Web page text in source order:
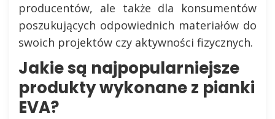
producentów, ale także dla konsumentów
poszukujących odpowiednich materiałów do
swoich projektów czy aktywności fizycznych.
Jakie są najpopularniejsze
produkty wykonane z pianki
EVA?